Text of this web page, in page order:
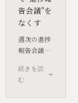
告会議"を
なくす
週次の進捗
報告会議
とって準
備・出席・
続きを読
む